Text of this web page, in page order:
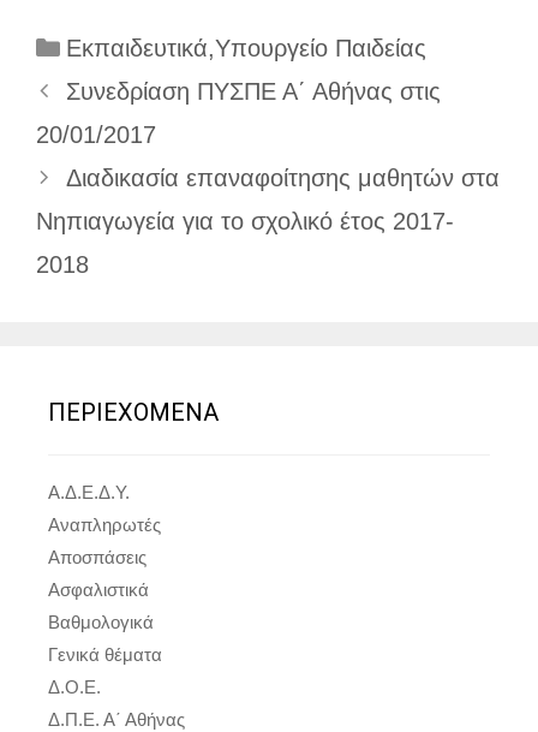
Κατηγορίες
Εκπαιδευτικά,Υπουργείο Παιδείας
Συνεδρίαση ΠΥΣΠΕ Α΄ Αθήνας στις
20/01/2017
Διαδικασία επαναφοίτησης μαθητών στα
Νηπιαγωγεία για το σχολικό έτος 2017-
2018
ΠΕΡΙΕΧΟΜΕΝΑ
Α.Δ.Ε.Δ.Υ.
Αναπληρωτές
Αποσπάσεις
Ασφαλιστικά
Βαθμολογικά
Γενικά θέματα
Δ.Ο.Ε.
Δ.Π.Ε. Α΄ Αθήνας